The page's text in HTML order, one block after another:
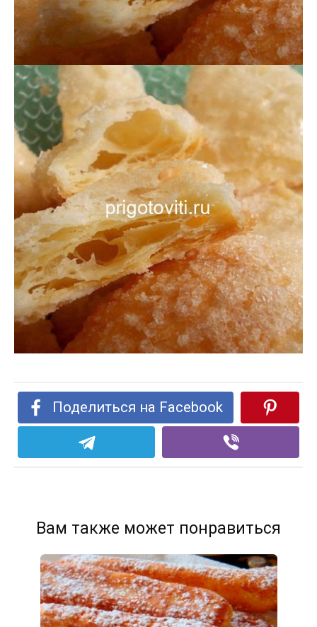
Поделиться на Facebook
Вам также может понравиться